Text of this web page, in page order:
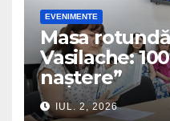
EVENIMENTE
Masa
Vasilache:
naștere”
IUL. 2, 2026